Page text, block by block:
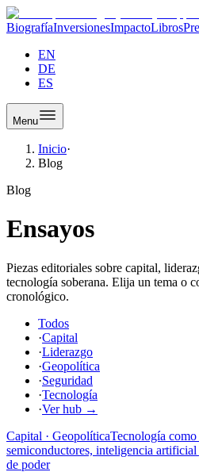
BiografíaInversionesImpactoLibros
EN
DE
ES
Menu
Inicio·
Blog
Blog
Ensayos
Piezas editoriales sobre capital,
tecnología soberana. Elija un tema o
cronológico.
Todos
·Capital
·Liderazgo
·Geopolítica
·Seguridad
·Tecnología
·Ver hub →
Capital · GeopolíticaTecnología
semiconductores, inteligencia
de poder